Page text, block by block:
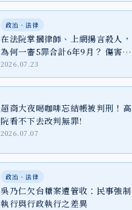
政治‧法律
在法院掌摑律師、上網揚言殺人，
為何一審5罪合計6年9月？ 傷害、
恐嚇與個資法一次看懂
2026.07.23
超商大夜喝咖啡忘結帳被判刑！高
院看不下去改判無罪!
2026.07.07
政治‧法律
吳乃仁欠台糖案遭管收：民事強制
執行與行政執行之差異